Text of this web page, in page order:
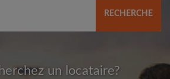
RECHERCHE
un locataire?